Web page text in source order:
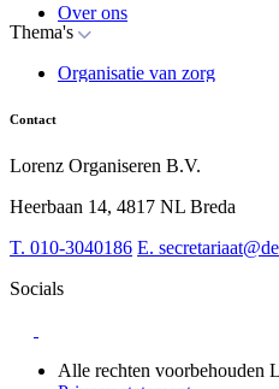
Over ons
Nieuws
Whitepapers
Over BiancAI
Thema's
Organisatie van zorg
Digitalisering
Leiderschap & samenwerking
Sociaal domein
Contact
Lorenz Organiseren B.V.
Heerbaan 14, 4817 NL Breda
T. 010-3040186 E.
Socials
Alle rechten voorbehouden